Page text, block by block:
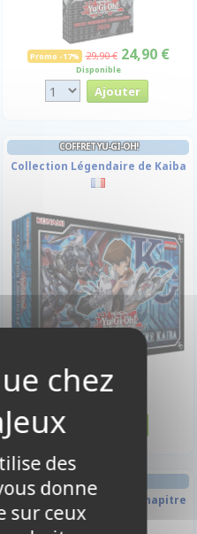
Promo -17% 29,90 € 24,90 €
Disponible
COFFRET YU-GI-OH!
Collection Légendaire de Kaiba
24,90 €
Batailles de Légende : Chapitre
1
des
donne
sur ceux